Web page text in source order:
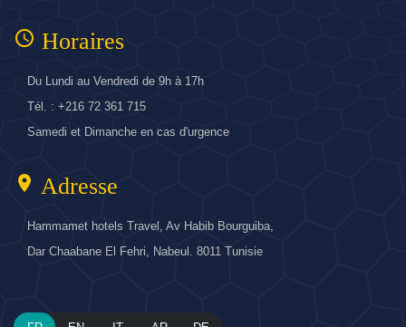
access_time Horaires
Du Lundi au Vendredi de 9h à 17h
Tél. : +216 72 361 715
Samedi et Dimanche en cas d'urgence
location_on Adresse
Hammamet hotels Travel, Av Habib Bourguiba,
Dar Chaabane El Fehri, Nabeul. 8011 Tunisie